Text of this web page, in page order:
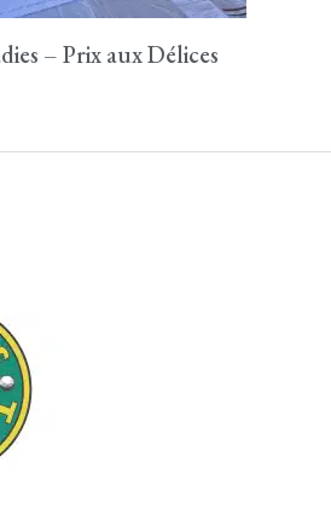
– Prix aux Délices